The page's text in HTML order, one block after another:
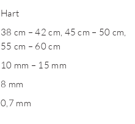
Hart
38 cm – 42 cm, 45 cm – 50 cm,
55 cm – 60 cm
10 mm – 15 mm
8 mm
0,7 mm